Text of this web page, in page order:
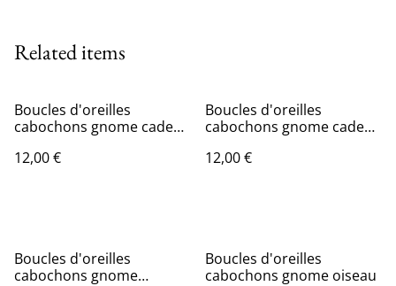
Related items
Boucles d'oreilles
cabochons gnome cadeau
12,00 €
Boucles d'oreilles
cabochons gnome cadeau
12,00 €
Boucles d'oreilles
cabochons gnome
Boucles d'oreilles
cabochons gnome oiseau